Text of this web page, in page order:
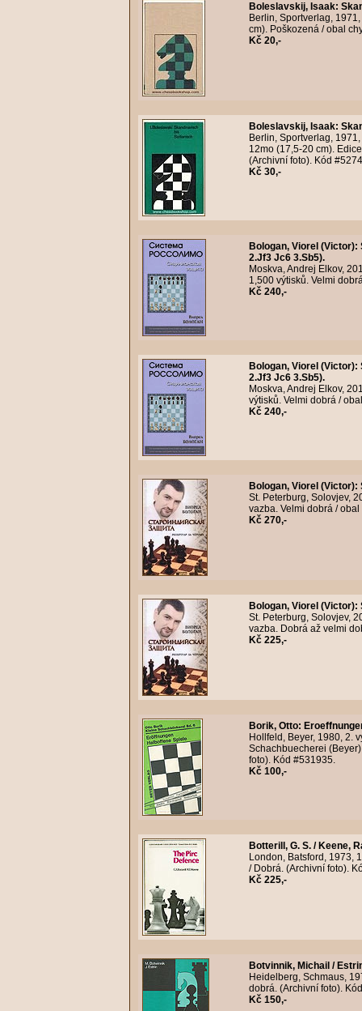
Boleslavskij, Isaak:
Berlin, Sportverlag,
cm). Poškozená / obal
Kč 20,-
Boleslavskij, Isaak:
Berlin, Sportverlag,
12mo (17,5-20 cm).
(Archivní foto). Kód
Kč 30,-
Bologan, Viorel (Victor):
2.Jf3 Jc6 3.Sb5).
Moskva, Andrej Elkov,
1,500 výtisků. Velmi
Kč 240,-
Bologan, Viorel (Victor):
2.Jf3 Jc6 3.Sb5).
Moskva, Andrej Elkov,
výtisků. Velmi dobrá /
Kč 240,-
Bologan, Viorel (Victor):
St. Peterburg, Solovjev,
vazba. Velmi dobrá /
Kč 270,-
Bologan, Viorel (Victor):
St. Peterburg, Solovjev,
vazba. Dobrá až velmi
Kč 225,-
Borik, Otto:
Hollfeld, Beyer, 1980, 2.
Schachbuecherei
foto). Kód #531935.
Kč 100,-
Botterill, G. S. / Keene,
London, Batsford, 1973,
/ Dobrá. (Archivní foto).
Kč 225,-
Botvinnik, Michail /
Heidelberg, Schmaus,
dobrá. (Archivní foto).
Kč 150,-